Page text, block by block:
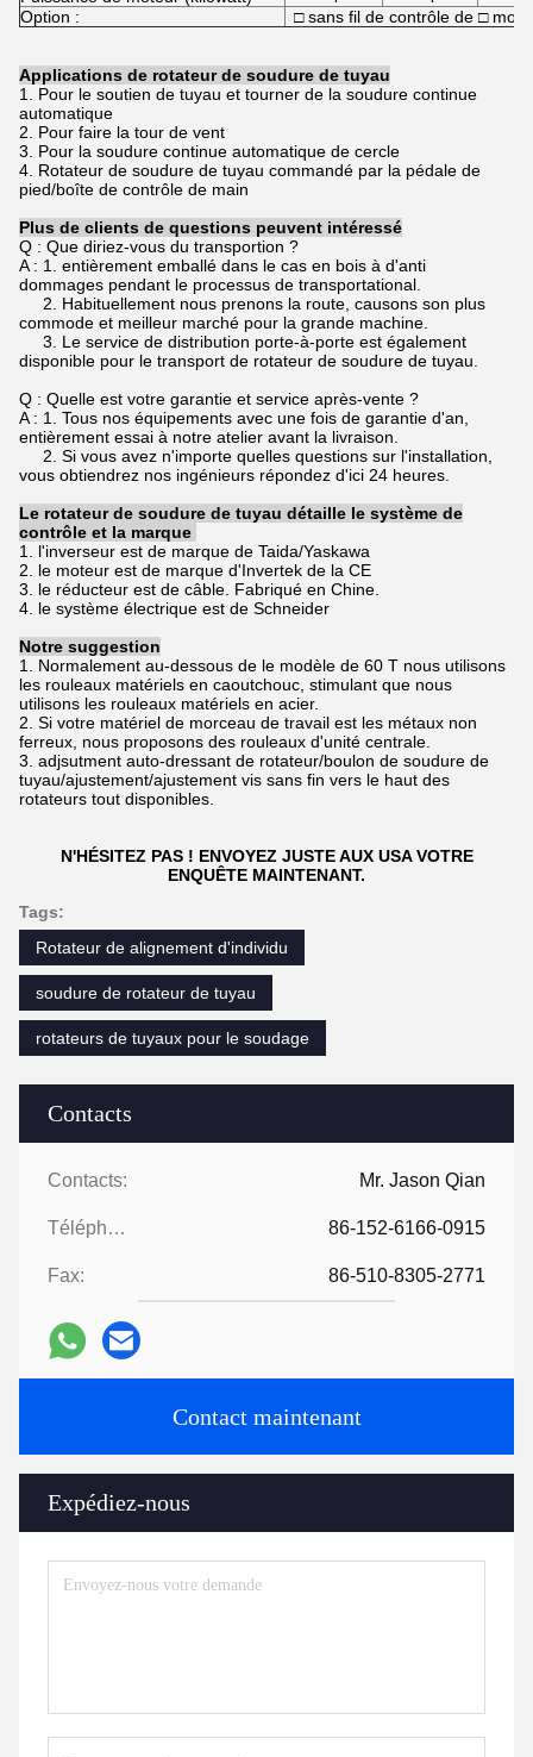
Contacts
Contacts: Mr. Jason Qian
Téléphone: 86-152-6166-0915
Fax: 86-510-8305-2771
Contact maintenant
Expédiez-nous
Option :
□ sans fil de contrôle de □
Applications de rotateur de soudure de tuyau
1. Pour le soutien de tuyau et tourner de la soudure continue
automatique
2. Pour faire la tour de vent
3. Pour la soudure continue automatique de cercle
4. Rotateur de soudure de tuyau commandé par la pédale de
pied/boîte de contrôle de main
Plus de clients de questions peuvent intéressé
Q : Que diriez-vous du transportion ?
A : 1. entièrement emballé dans le cas en bois à d'anti
dommages pendant le processus de transportational.
2. Habituellement nous prenons la route, causons son plus
commode et meilleur marché pour la grande machine.
3. Le service de distribution porte-à-porte est également
disponible pour le transport de rotateur de soudure de tuyau.
Q : Quelle est votre garantie et service après-vente ?
A : 1. Tous nos équipements avec une fois de garantie d'an,
entièrement essai à notre atelier avant la livraison.
2. Si vous avez n'importe quelles questions sur l'installation,
vous obtiendrez nos ingénieurs répondez d'ici 24 heures.
Le rotateur de soudure de tuyau détaille le système de
contrôle et la marque
1. l'inverseur est de marque de Taida/Yaskawa
2. le moteur est de marque d'Invertek de la CE
3. le réducteur est de câble. Fabriqué en Chine.
4. le système électrique est de Schneider
Notre suggestion
1. Normalement au-dessous de le modèle de 60 T nous utilisons
les rouleaux matériels en caoutchouc, stimulant que nous
utilisons les rouleaux matériels en acier.
2. Si votre matériel de morceau de travail est les métaux non
ferreux, nous proposons des rouleaux d'unité centrale.
3. adjsutment auto-dressant de rotateur/boulon de soudure de
tuyau/ajustement/ajustement vis sans fin vers le haut des
rotateurs tout disponibles.
N'HÉSITEZ PAS ! ENVOYEZ JUSTE AUX USA VOTRE
ENQUÊTE MAINTENANT.
Tags:
Rotateur de alignement d'individu
soudure de rotateur de tuyau
rotateurs de tuyaux pour le soudage